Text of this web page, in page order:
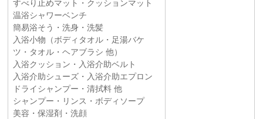
すべり止めマット・クッションマット
温浴シャワーベンチ
簡易浴そう・洗身・洗髪
入浴小物（ボディタオル・足湯バケ
ツ・タオル・ヘアブラシ 他）
入浴クッション・入浴介助ベルト
入浴介助シューズ・入浴介助エプロン
ドライシャンプー・清拭料 他
シャンプー・リンス・ボディソープ
美容・保湿剤・洗顔